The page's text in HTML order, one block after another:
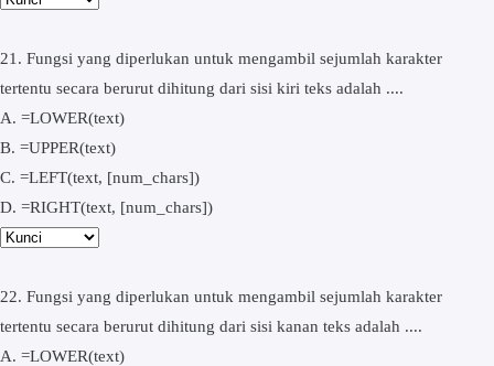
21. Fungsi yang diperlukan untuk mengambil sejumlah karakter
tertentu secara berurut dihitung dari sisi kiri teks adalah ....
A. =LOWER(text)
B. =UPPER(text)
C. =LEFT(text, [num_chars])
D. =RIGHT(text, [num_chars])
22. Fungsi yang diperlukan untuk mengambil sejumlah karakter
tertentu secara berurut dihitung dari sisi kanan teks adalah ....
A. =LOWER(text)